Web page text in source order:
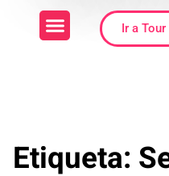
Ir a
Etiqueta: